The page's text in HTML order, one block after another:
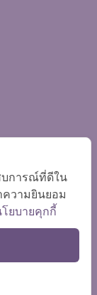
บการณ์ที่ดีใน
ความยินยอม
ยบายคุกกี้